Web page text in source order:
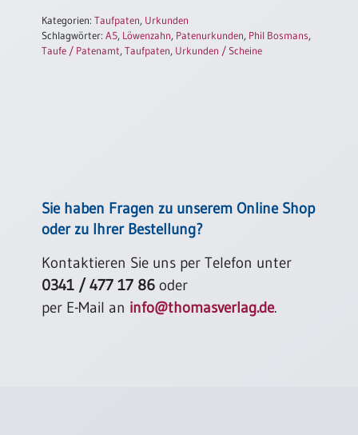
Restbestände
Kategorien:Taufpaten, Urkunden
Schlagwörter:A5, Löwenzahn, Patenurkunden, Phil Bosmans,
Taufe / Patenamt,Taufpaten, Urkunden / Scheine
Sie haben Fragen zu unserem Online Shop
oder zu Ihrer Bestellung?
Kontaktieren Sie uns per Telefon unter
0341 / 477 17 86 oder
per E-Mail an info@thomasverlag.de.